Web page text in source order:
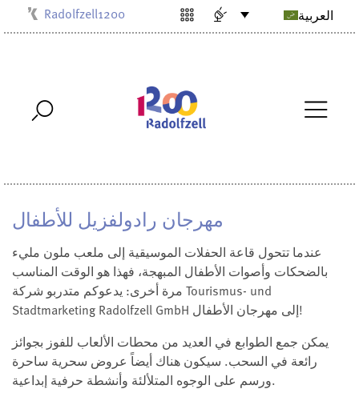
Musikschule
Stadtbibliothek
Villa Bosch
Radolfzell1200 العربية
مهرجان رادولفزيل للأطفال
عندما تتحول قاعة الحفلات الموسيقية إلى ملعب ملون مليء
بالضحكات وأصوات الأطفال المبهجة، فهذا هو الوقت المناسب
مرة أخرى: يدعوكم متدربو شركة Tourismus- und
Stadtmarketing Radolfzell GmbH إلى مهرجان الأطفال!
يمكن جمع الطوابع في العديد من محطات الألعاب للفوز بجوائز
رائعة في السحب. سيكون هناك أيضاً عروض سحرية ساحرة
ورسم على الوجوه المتلألئة وأنشطة حرفية إبداعية.